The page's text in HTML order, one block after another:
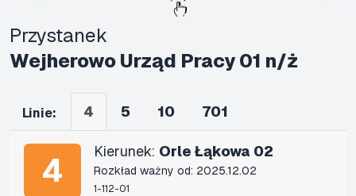
Przystanek
Wejherowo Urząd Pracy 01 n/ż
Linie: 4 5 10 701
4 Kierunek: Orle Łąkowa 02
Rozkład ważny od: 2025.12.02
1-112-01